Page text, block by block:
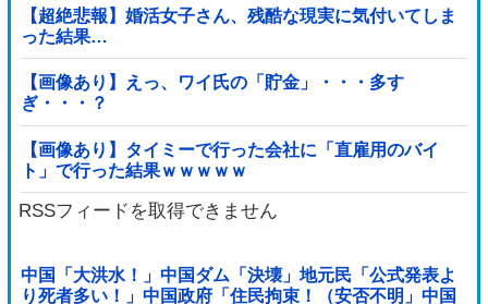
【超絶悲報】婚活女子さん、残酷な現実に気付いてしま
った結果…
【画像あり】えっ、ワイ氏の「貯金」・・・多す
ぎ・・・？
【画像あり】タイミーで行った会社に「直雇用のバイ
ト」で行った結果ｗｗｗｗｗ
RSSフィードを取得できません
中国「大洪水！」中国ダム「決壊」地元民「公式発表よ
り死者多い！」中国政府「住民拘束！（安否不明」中国